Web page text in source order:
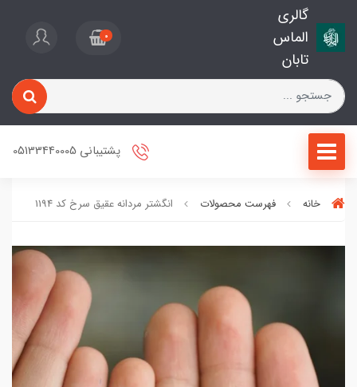
گالری
الماس
تابان
0
پشتیبانی 05133440005
خانه فهرست محصولات انگشتر مردانه عقیق سرخ کد 1194